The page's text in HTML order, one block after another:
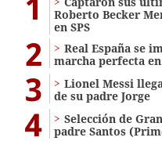
Roberto Becker
en SPS
2
Real España se
marcha perfecta
3
Lionel Messi
de su padre Jorge
4
Selección de
padre Santos